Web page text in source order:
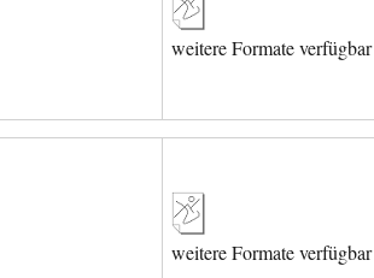
weitere Formate verfügbar
weitere Formate verfügbar